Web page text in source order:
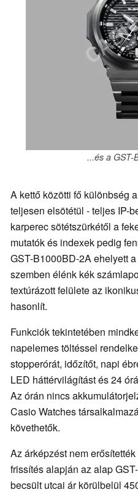
...és a GST-
A kettő közötti fő különbség
teljesen elsötétül - teljes IP-
karperec sötétszürkétől a
mutatók és indexek pedig
GST-B1000BD-2A ehelyett
szemben élénk kék
textúrázott felülete az
hasonlít.
Funkciók tekintetében
napelemes töltéssel
stopperórát, időzítőt, napi
LED háttérvilágítást és 24
Az órán nincs
Casio Watches
követhetők.
Az árképzést nem
frissítés alapján az alap
becsült utcai ár körülbelül